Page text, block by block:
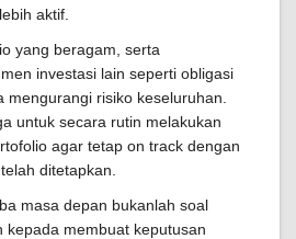
aktif.
yang beragam, serta
investasi lain seperti obligasi
mengurangi risiko keseluruhan.
untuk secara rutin melakukan
agar tetap on track dengan
ditetapkan.
masa depan bukanlah soal
kepada membuat keputusan